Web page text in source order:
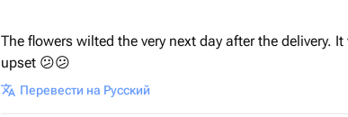
The flowers wilted the very next day after the delivery.
upset 😕😕
Перевести на Русский